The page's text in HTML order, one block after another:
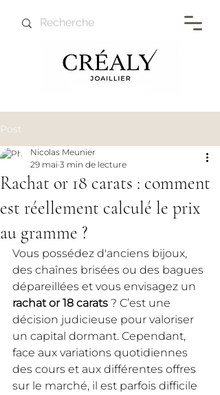
Post
Rachat or 18 carats : comment
est réellement calculé le prix
au gramme ?
Nicolas Meunier
29 mai 3 min de lecture
Vous possédez d'anciens bijoux,
des chaînes brisées ou des bagues
dépareillées et vous envisagez un
rachat or 18 carats ? C’est une
décision judicieuse pour valoriser
un capital dormant. Cependant,
face aux variations quotidiennes
des cours et aux différentes offres
sur le marché, il est parfois difficile